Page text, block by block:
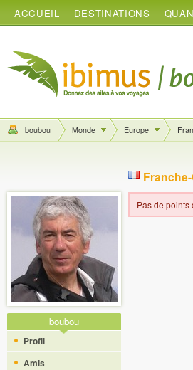
ACCUEIL DESTINATIONS
boubou Monde Europe
boubou
Profil
Amis
Pas de points